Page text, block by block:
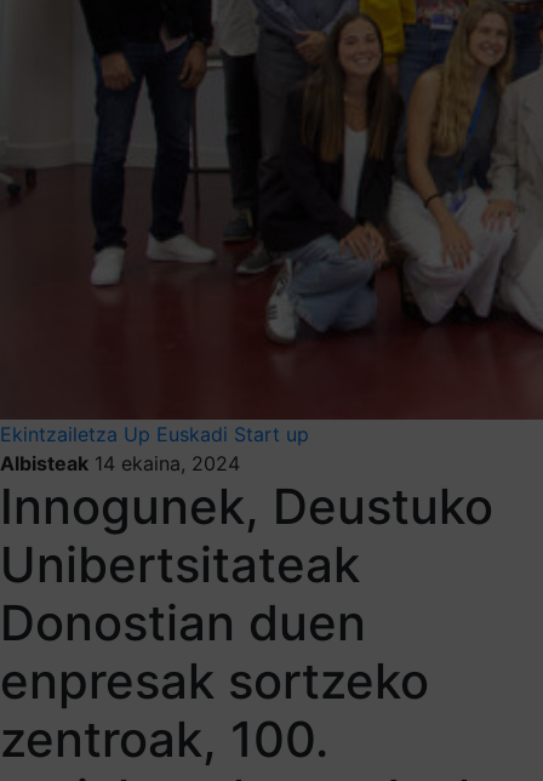
Ekintzailetza Up Euskadi Start up
Albisteak 14 ekaina, 2024
Innogunek, Deustuko
Unibertsitateak
Donostian duen
enpresak sortzeko
zentroak, 100.